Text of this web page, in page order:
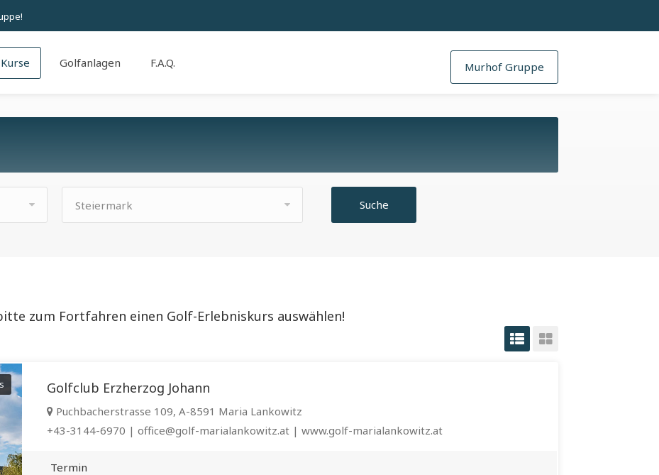
Kurse Golfanlagen F.A.Q. Murhof Gruppe
Steiermark Suche
zum Fortfahren einen Golf-Erlebniskurs auswählen!
Golfclub Erzherzog Johann
Puchbacherstrasse 109, A-8591 Maria Lankowitz
+43-3144-6970 | office@golf-marialankowitz.at | www.golf-marialankowitz.at
Termin